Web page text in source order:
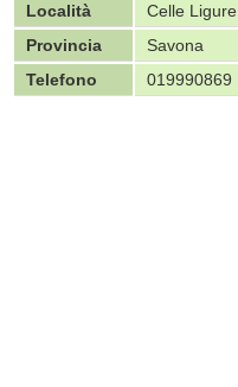
Località
Celle Ligure
Provincia
Savona
Telefono
019990869